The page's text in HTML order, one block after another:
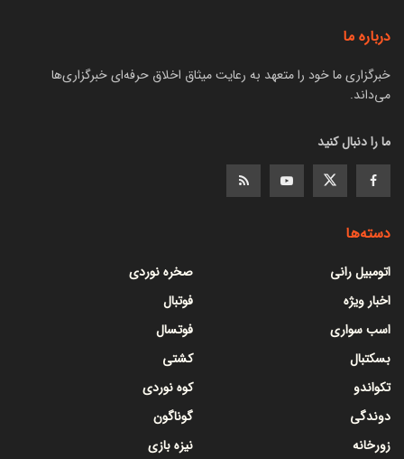
درباره ما
خبرگزاری ما خود را متعهد به رعایت میثاق اخلاق حرفه‌ای خبرگزاری‌ها
می‌داند.
ما را دنبال کنید
دسته‌ها
اتومبیل رانی
اخبار ویژه
اسب سواری
بسکتبال
تکواندو
دوندگی
زورخانه
صخره نوردی
فوتبال
فوتسال
کشتی
کوه نوردی
گوناگون
نیزه بازی